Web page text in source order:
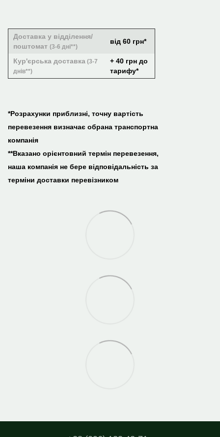
Доставка у відділення/
поштомат (3-6 дні**)
від 60 грн*
Кур'єрська доставка (3-7
днів**)
+ 40 грн до
тарифу*
*Розрахунки приблизні, точну вартість
перевезення визначає обрана транспортна
компанія
**Вказано орієнтовний термін перевезення,
наша компанія не бере відповідальність за
терміни доставки перевізником